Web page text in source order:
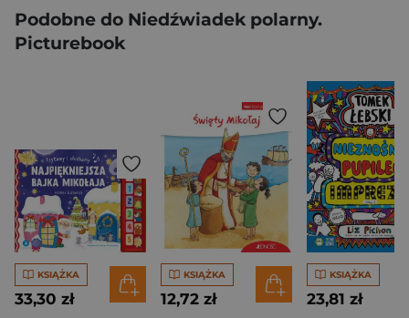
Podobne do Niedźwiadek polarny.
Picturebook
KSIĄŻKA
33,30 zł
KSIĄŻKA
12,72 zł
KSIĄŻKA
23,81 zł